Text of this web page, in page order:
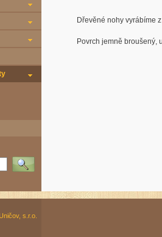
Vyhledat
Dřevěné nohy vyrábíme
Povrch jemně broušený,
s.r.o.